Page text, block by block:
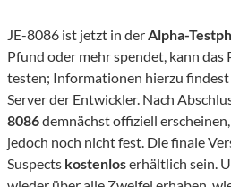
JE-8086 ist jetzt in derAlpha-
Pfund oder mehr spendet, kann
testen; Informationen hierzu findest
Serverder Entwickler. Nach
8086demnächst offiziell
jedoch noch nicht fest. Die finale
Suspects kostenloserhältlich sein.